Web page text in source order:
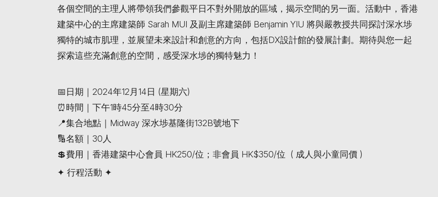
各個空間的主理人將帶領我們參觀平日不對外開放的區域，揭示空間的另一面。活動中，香港
建築中心的主席建築師 Sarah MUI 及副主席建築師 Benjamin YIU 將與嚴教授共同探討深水埗
獨特的城市肌理，並展望未來設計和創意的方向，包括DX設計館的發展計劃。期待與您一起
探索這些充滿創意的空間，感受深水埗的獨特魅力！
📅日期｜2024年12月14日 (星期六)
⏰時間｜下午1時45分至4時30分
📍集合地點｜Midway 深水埗基隆街132B號地下
🔢名額｜30人
💲費用｜香港建築中心會員 HK250/位；非會員 HK$350/位 ( 成人與小童同價 )
✦ 行程活動 ✦